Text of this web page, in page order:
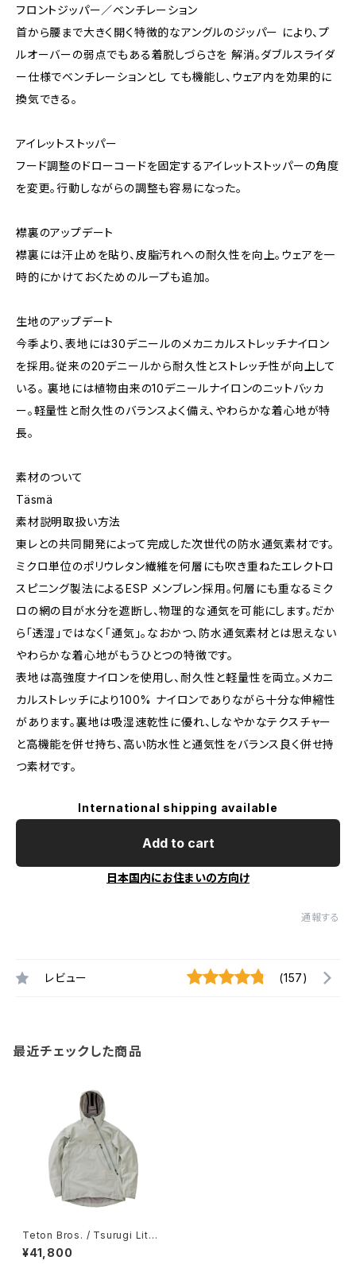
フロントジッパー／ベンチレーション
首から腰まで大きく開く特徴的なアングルのジッパー により、プ
ルオーバーの弱点でもある着脱しづらさを 解消。ダブルスライダ
ー仕様でベンチレーションとし ても機能し、ウェア内を効果的に
換気できる。
アイレットストッパー
フード調整のドローコードを固定するアイレットストッパーの角度
を変更。行動しながらの調整も容易になった。
襟裏のアップデート
襟裏には汗止めを貼り、皮脂汚れへの耐久性を向上。ウェアを一
時的にかけておくためのループも追加。
生地のアップデート
今季より、表地には30デニールのメカニカルストレッチナイロン
を採用。従来の20デニールから耐久性とストレッチ性が向上して
いる。 裏地には植物由来の10デニールナイロンのニットバッカ
ー。軽量性と耐久性のバランスよく備え、やわらかな着心地が特
長。
素材のついて
Täsmä
素材説明取扱い方法
東レとの共同開発によって完成した次世代の防水通気素材です。
ミクロ単位のポリウレタン繊維を何層にも吹き重ねたエレクトロ
スピニング製法によるESP メンブレン採用。何層にも重なるミク
ロの網の目が水分を遮断し、物理的な通気を可能にします。だか
ら「透湿」ではなく「通気」。なおかつ、防水通気素材とは思えない
やわらかな着心地がもうひとつの特徴です。
表地は高強度ナイロンを使用し、耐久性と軽量性を両立。メカニ
カルストレッチにより100% ナイロンでありながら十分な伸縮性
があります。裏地は吸湿速乾性に優れ、しなやかなテクスチャー
と高機能を併せ持ち、高い防水性と通気性をバランス良く併せ持
つ素材です。
International shipping available
Add to cart
日本国内にお住まいの方向け
通報する
レビュー (157)
最近チェックした商品
Teton Bros. / Tsurugi Lite
Jacket Genderless / Light
Gray
¥41,800